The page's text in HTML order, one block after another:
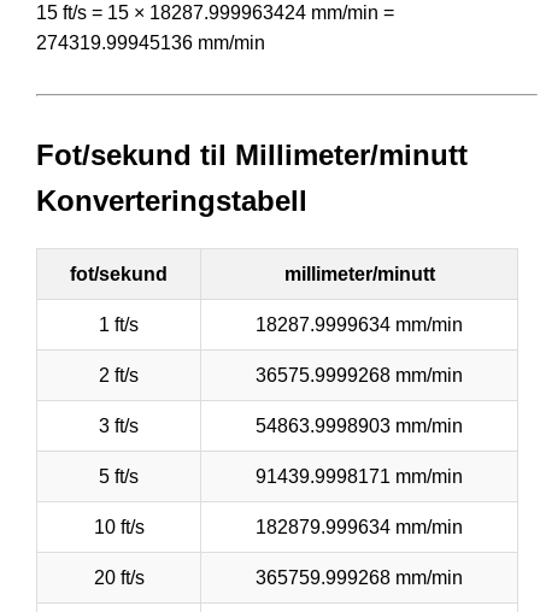
15 ft/s = 15 × 18287.999963424 mm/min =
274319.99945136 mm/min
Fot/sekund til Millimeter/minutt
Konverteringstabell
fot/sekund millimeter/minutt
1 ft/s 18287.9999634 mm/min
2 ft/s 36575.9999268 mm/min
3 ft/s 54863.9998903 mm/min
5 ft/s 91439.9998171 mm/min
10 ft/s 182879.999634 mm/min
20 ft/s 365759.999268 mm/min